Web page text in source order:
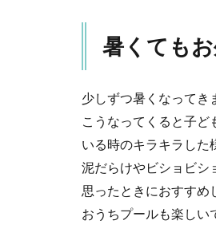
んな大
好き
船」！
投げて
割って
すくっ
みせ屋
さんご
っこに
も
暑くても
少しずつ暑くなってき
こうなってくると子ど
いる時のキラキラした
泥だらけやビショビシ
思ったときにおすすめ
おうちプールも楽しい